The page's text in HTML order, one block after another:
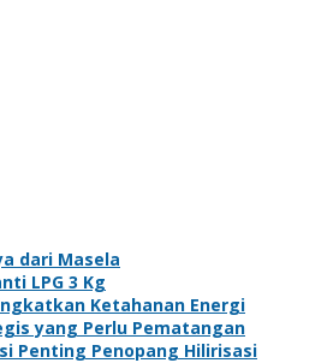
dari Masela
LPG 3 Kg
Ketahanan Energi
yang Perlu Pematangan
Penting Penopang Hilirisasi